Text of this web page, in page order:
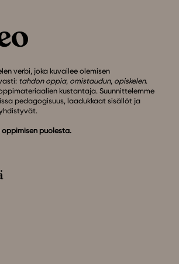
verbi, joka kuvailee olemisen
tahdon oppia, omistaudun, opiskelen.
kustantaja. Suunnittelemme
pedagogisuus, laadukkaat sisällöt ja
puolesta.